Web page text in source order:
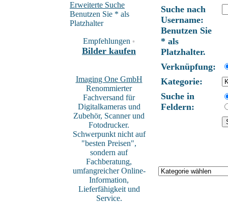
Erweiterte Suche
Benutzen Sie * als
Platzhalter
Empfehlungen *
Bilder kaufen
Imaging One GmbH
Renommierter
Fachversand für
Digitalkameras und
Zubehör, Scanner und
Fotodrucker.
Schwerpunkt nicht auf
"besten Preisen",
sondern auf
Fachberatung,
umfangreicher Online-
Information,
Lieferfähigkeit und
Service.
Suche nach
Username:
Benutzen Sie
* als
Platzhalter.
Verknüpfung:
Kategorie:
Suche in
Feldern: